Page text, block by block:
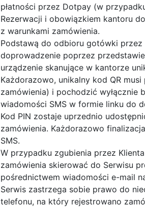
płatności przez Dotpay (w
Rezerwacji i obowiązkiem kantoru
z warunkami zamówienia.
Podstawą do odbioru gotówki
doprowadzenie poprzez
urządzenie skanujące w kantorze
Każdorazowo, unikalny kod QR
zamówienia) i pochodzić wyłącznie
wiadomości SMS w formie linku do
Kod PIN zostaje uprzednio
zamówienia. Każdorazowo
SMS.
W przypadku zgubienia przez
zamówienia skierować do Serwisu
pośrednictwem wiadomości e-mail
Serwis zastrzega sobie prawo do
telefonu, na który rejestrowano